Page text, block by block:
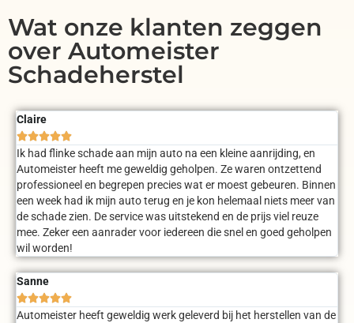
Wat onze klanten zeggen
over Automeister
Schadeherstel
Claire

Ik had flinke schade aan mijn auto na een kleine aanrijding, en
Automeister heeft me geweldig geholpen. Ze waren ontzettend
professioneel en begrepen precies wat er moest gebeuren. Binnen
een week had ik mijn auto terug en je kon helemaal niets meer van
de schade zien. De service was uitstekend en de prijs viel reuze
mee. Zeker een aanrader voor iedereen die snel en goed geholpen
wil worden!
Sanne

Automeister heeft geweldig werk geleverd bij het herstellen van de